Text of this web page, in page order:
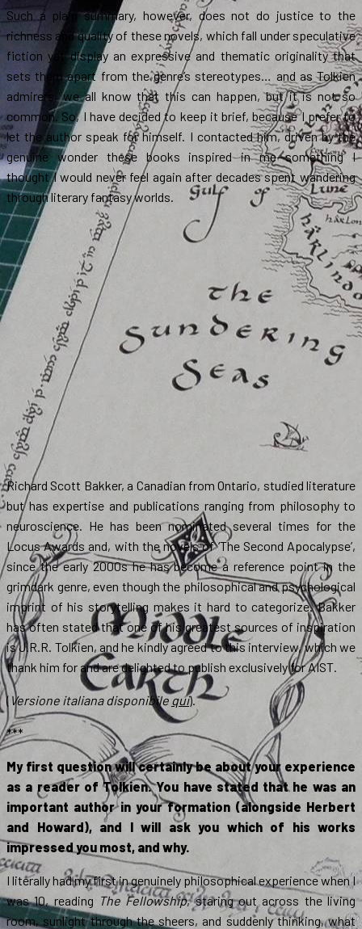
Such a plain summary, however, does not do justice to the
richness and quality of these novels, which fall under speculative
fiction yet display an expressive and thematic originality that
sets them apart from the genre’s stereotypes… and as Tolkien
admirers, we all know that this can happen, but it is not so
common. So, I have decided to keep it brief, because I prefer to
let the author speak for himself. I contacted him, driven by the
genuine wonder these books inspired in me—something I
thought I would never feel again after decades spent wandering
through literary fantasy worlds.
Richard Scott Bakker, a Canadian from Ontario, studied literature
but has expertise and publications ranging from philosophy to
neuroscience. He has been nominated several times for the
Locus Awards and, with the novels of ‘The Second Apocalypse’,
since the early 2000s he has become a reference point in the
grimdark genre, even though the philosophical and psychological
imprint of his storytelling makes it hard to categorize. Bakker
has often stated that one of his greatest sources of inspiration
is J.R.R. Tolkien, and he kindly agreed to this interview, which we
thank him for and are delighted to publish exclusively for AIST.
( Versione italiana disponibilequi).
***
My first question will certainly be about your experience
as a reader of Tolkien. You have stated that he was an
important author in your formation (alongside Herbert
and Howard), and I will ask you which of his works
impressed you most, and why.
I literally had my first in genuinely philosophical experience when I
was 10, reading The Fellowship, staring out across the living
room, sunlight through the sheers, and suddenly thinking, what